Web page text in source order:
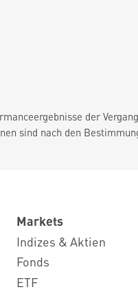
der
sind nach den
Markets
Indizes & Aktien
Fonds
ETF